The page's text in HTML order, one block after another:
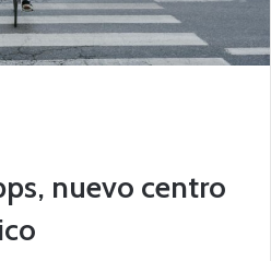
nuevo centro